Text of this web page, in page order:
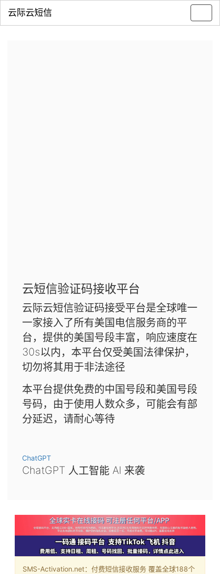
云际云短信
云短信验证码接收平台
云际云短信验证码接受平台是全球唯一
一家接入了所有美国电信服务商的平
台，提供的美国号段丰富，响应速度在
30s以内，本平台仅受美国法律保护，
切勿将其用于非法途径
本平台提供免费的中国号段和美国号段
号码，由于使用人数众多，可能会有部
分延迟，请耐心等待
ChatGPT
ChatGPT 人工智能 AI 来袭
SMS-Activation.net：付费短信接收服务 覆盖全球188个